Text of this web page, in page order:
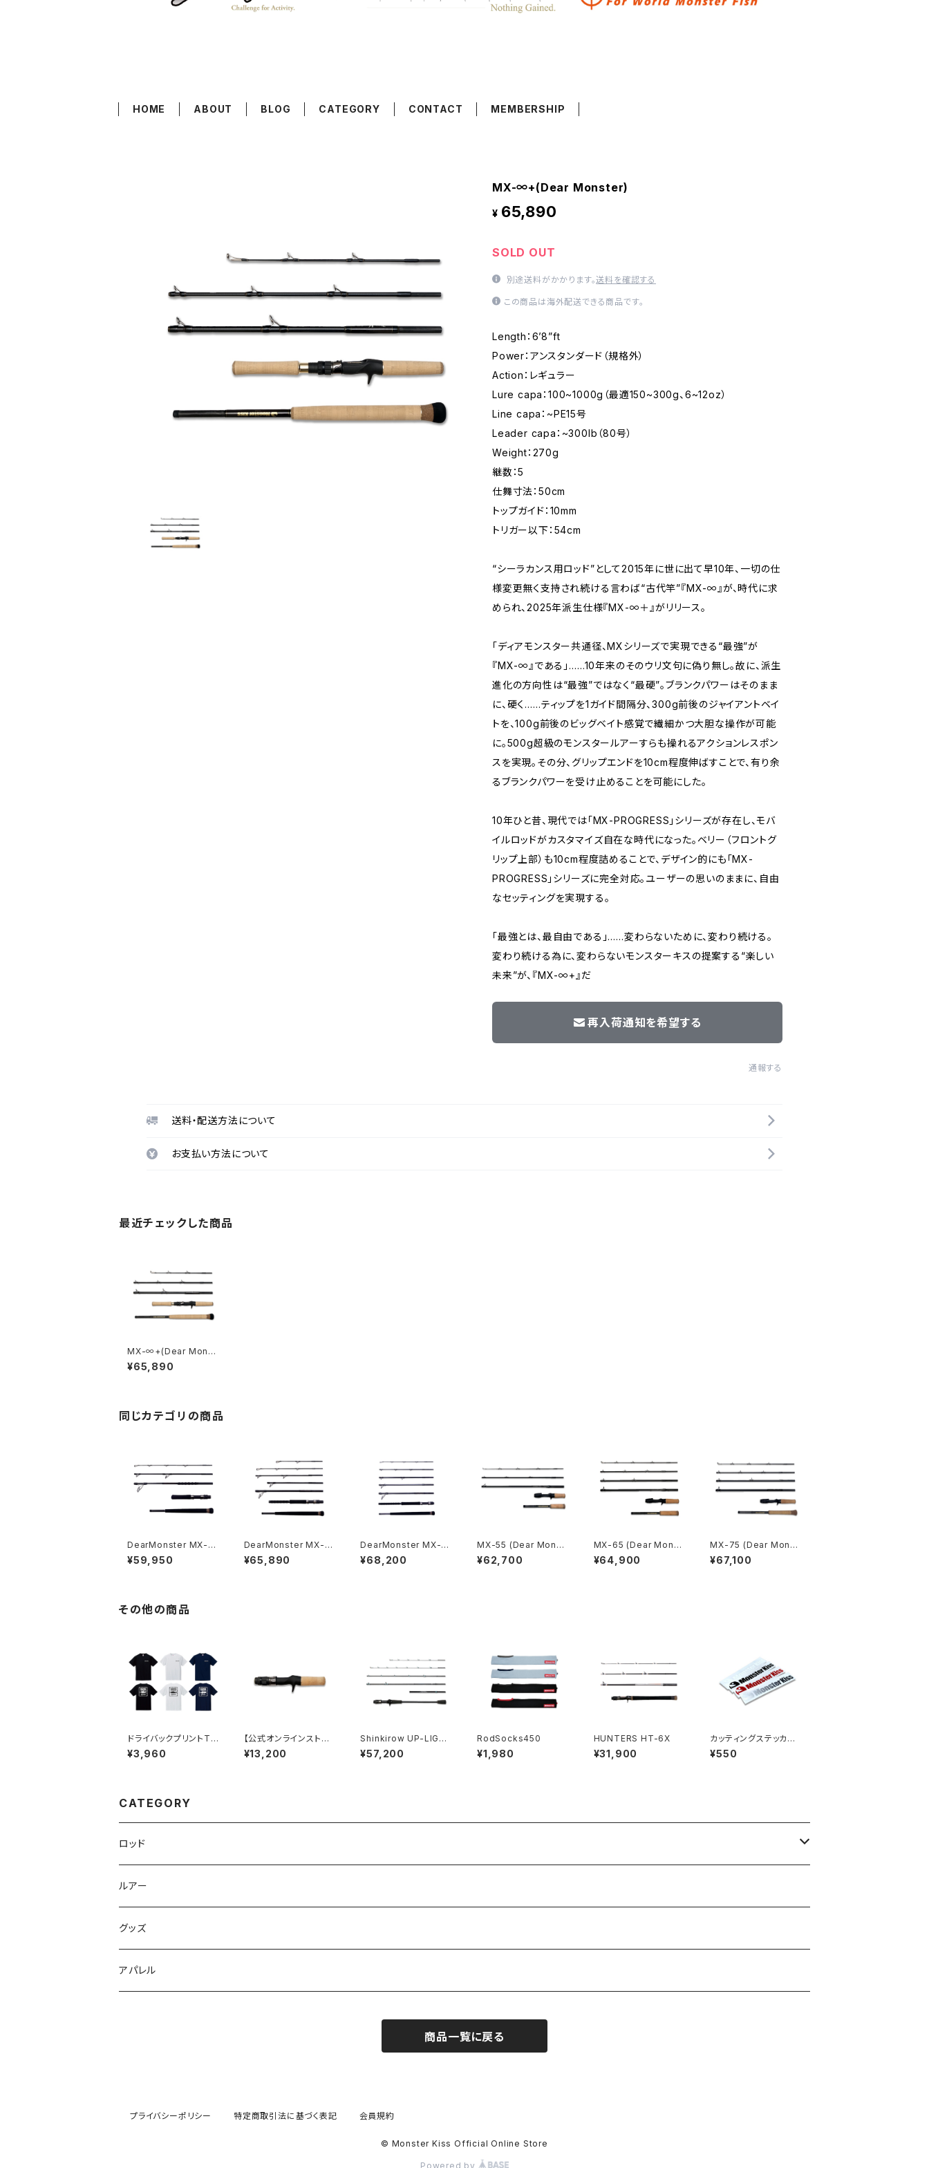
HOME ABOUT BLOG CATEGORY CONTACT MEMBERSHIP
MX-∞+(Dear Monster)
¥ 65,890
SOLD OUT
別途送料がかかります。送料を確認する
この商品は海外配送できる商品です。
Length：6’8”ft
Power：アンスタンダード（規格外）
Action：レギュラー
Lure capa：100~1000g（最適150~300g、6~12oz）
Line capa：~PE15号
Leader capa：~300lb（80号）
Weight：270g
継数：5
仕舞寸法：50cm
トップガイド：10mm
トリガー以下：54cm
“シーラカンス用ロッド”として2015年に世に出て早10年、一切の仕
様変更無く支持され続ける言わば“古代竿”『MX-∞』が、時代に求
められ、2025年派生仕様『MX-∞＋』がリリース。
「ディアモンスター共通径、MXシリーズで実現できる“最強”が
『MX-∞』である」……10年来のそのウリ文句に偽り無し。故に、派生
進化の方向性は“最強”ではなく“最硬”。ブランクパワーはそのまま
に、硬く……ティップを1ガイド間隔分、300g前後のジャイアントベイ
トを、100g前後のビッグベイト感覚で繊細かつ大胆な操作が可能
に。500g超級のモンスタールアーすらも操れるアクションレスポン
スを実現。その分、グリップエンドを10cm程度伸ばすことで、有り余
るブランクパワーを受け止めることを可能にした。
10年ひと昔、現代では「MX-PROGRESS」シリーズが存在し、モバ
イルロッドがカスタマイズ自在な時代になった。ベリー（フロントグ
リップ上部）も10cm程度詰めることで、デザイン的にも「MX-
PROGRESS」シリーズに完全対応。ユーザーの思いのままに、自由
なセッティングを実現する。
「最強とは、最自由である」……変わらないために、変わり続ける。
変わり続ける為に、変わらないモンスターキスの提案する“楽しい
未来”が、『MX-∞+』だ
再入荷通知を希望する
通報する
送料・配送方法について
お支払い方法について
最近チェックした商品
MX-∞+(Dear Monst
er)
¥65,890
同じカテゴリの商品
DearMonster MX-6
SW
¥59,950
DearMonster MX-8
SW
¥65,890
DearMonster MX-10
SW
¥68,200
MX-55 (Dear Monst
er)
¥62,700
MX-65 (Dear Monst
er)
¥64,900
MX-75 (Dear Monst
er)
¥67,100
その他の商品
ドライバックプリントTシ
ャツ
¥3,960
【公式オンラインストア
限定製品】MX-FG21/T
C18 (Dear Monster)
¥13,200
Shinkirow UP-LIGH
T 55///65ULV
¥57,200
RodSocks450
¥1,980
HUNTERS HT-6X
¥31,900
カッティングステッカー
（S）
¥550
CATEGORY
ロッド
Dear Monster
Dear Monster GIGAS
Dear Monster Option Parts
ルアー
グッズ
アパレル
商品一覧に戻る
プライバシーポリシー 特定商取引法に基づく表記 会員規約
© Monster Kiss Official Online Store
Powered by